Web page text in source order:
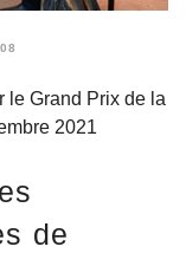
le Grand Prix de la
2021
de